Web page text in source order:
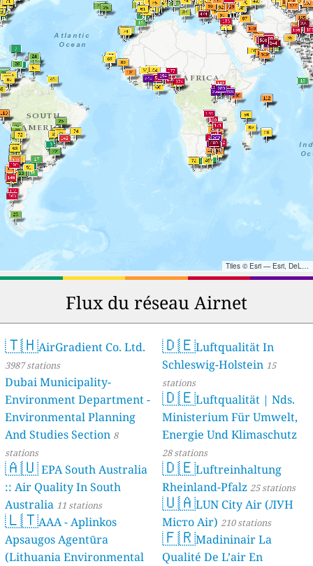
Tiles © Esri — Esri, DeLorme, NAVTEQ, TomTom, Intermap, iPC, USGS, FAO, NPS, NRCAN, GeoBase, Kadaster NL, Ordnance Survey, Esri Japan, METI, Esri China (Hong Kong), and the GIS User Community
Flux du réseau Airnet
🇹🇭AirGradient Co. Ltd.
3987 stations
Dubai Municipality-
Environment Department -
Environmental Planning
And Studies Section 8
stations
🇦🇺EPA South Australia
:: Air Quality In South
Australia 11 stations
🇱🇹AAA - Aplinkos
Apsaugos Agentūra
(Lithuania Environmental
🇩🇪Luftqualität In
Schleswig-Holstein 15
stations
🇩🇪Luftqualität | Nds.
Ministerium Für Umwelt,
Energie Und Klimaschutz
28 stations
🇩🇪Luftreinhaltung
Rheinland-Pfalz 25 stations
🇺🇦LUN City Air (ЛУН
Місто Air) 210 stations
🇫🇷Madininair La
Qualité De L’air En